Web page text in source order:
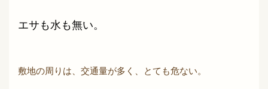
エサも水も無い。
敷地の周りは、交通量が多く、とても危ない。